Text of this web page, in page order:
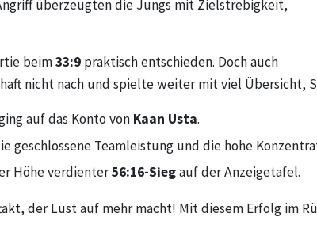
überzeugten die Jungs mit Zielstrebigkeit,
beim33:9 praktisch entschieden. Doch auch
nicht nach und spielte weiter mit viel Übersicht,
auf das Konto von Kaan Usta.
geschlossene Teamleistung und die hohe
Höhe verdienter56:16-Siegauf der Anzeigetafel.
der Lust auf mehr macht! Mit diesem Erfolg im